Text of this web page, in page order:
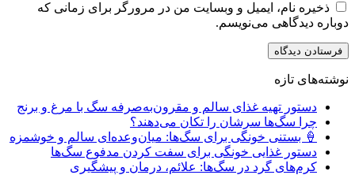
ذخیره نام، ایمیل و وبسایت من در مرورگر برای زمانی که
دوباره دیدگاهی می‌نویسم.
نوشته‌های تازه
دستور تهیه غذای سالم و مقرون‌به‌صرفه سگ با مرغ و برنج
چرا سگ‌ها سرشان را تکان می‌دهند؟
🍦 بستنی خونگی برای سگ‌ها: میان‌وعده‌ای سالم و خوشمزه
دستور غذایی خونگی برای سفت کردن مدفوع سگ‌ها
کرم‌های گرد در سگ‌ها: علائم، درمان و پیشگیری